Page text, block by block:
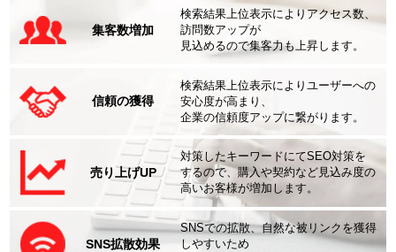
集客数増加
検索結果上位表示によりアクセス数、
訪問数アップが
見込めるので集客力も上昇します。
信頼の獲得
検索結果上位表示によりユーザーへの
安心度が高まり、
企業の信頼度アップに繋がります。
売り上げUP
対策したキーワードにてSEO対策を
するので、購入や契約など見込み度の
高いお客様が増加します。
SNS拡散効果
SNSでの拡散、自然な被リンクを獲得
しやすいため